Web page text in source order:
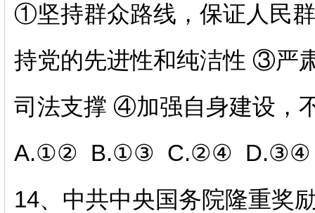
①坚持群众路线，保证人民
持党的先进性和纯洁性 ③严
司法支撑 ④加强自身建设，
A.①② B.①③ C.②④ D.③④
14、 中共中央国务院隆重奖